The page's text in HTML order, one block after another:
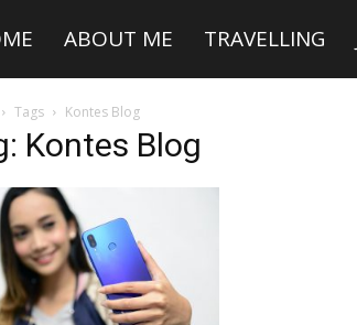
ABOUT ME TRAVELLING
Tags Kontes Blog
Kontes Blog